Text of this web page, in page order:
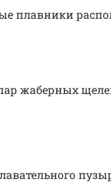
плавники
жаберных